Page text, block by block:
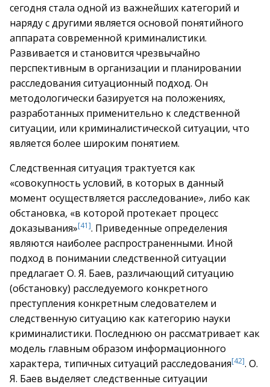
сегодня стала одной из важнейших категорий и
наряду с другими является основой понятийного
аппарата современной криминалистики.
Развивается и становится чрезвычайно
перспективным в организации и планировании
расследования ситуационный подход. Он
методологически базируется на положениях,
разработанных применительно к следственной
ситуации, или криминалистической ситуации, что
является более широким понятием.
Следственная ситуация трактуется как
«совокупность условий, в которых в данный
момент осуществляется расследование», либо как
обстановка, «в которой протекает процесс
доказывания»[41]. Приведенные определения
являются наиболее распространенными. Иной
подход в понимании следственной ситуации
предлагает О. Я. Баев, различающий ситуацию
(обстановку) расследуемого конкретного
преступления конкретным следователем и
следственную ситуацию как категорию науки
криминалистики. Последнюю он рассматривает как
модель главным образом информационного
характера, типичных ситуаций расследования[42]. О.
Я. Баев выделяет следственные ситуации